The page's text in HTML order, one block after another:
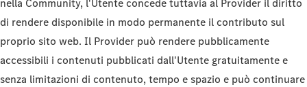
nella Community, l'Utente concede tuttavia al Provider il diritto
di rendere disponibile in modo permanente il contributo sul
proprio sito web. Il Provider può rendere pubblicamente
accessibili i contenuti pubblicati dall'Utente gratuitamente e
senza limitazioni di contenuto, tempo e spazio e può continuare